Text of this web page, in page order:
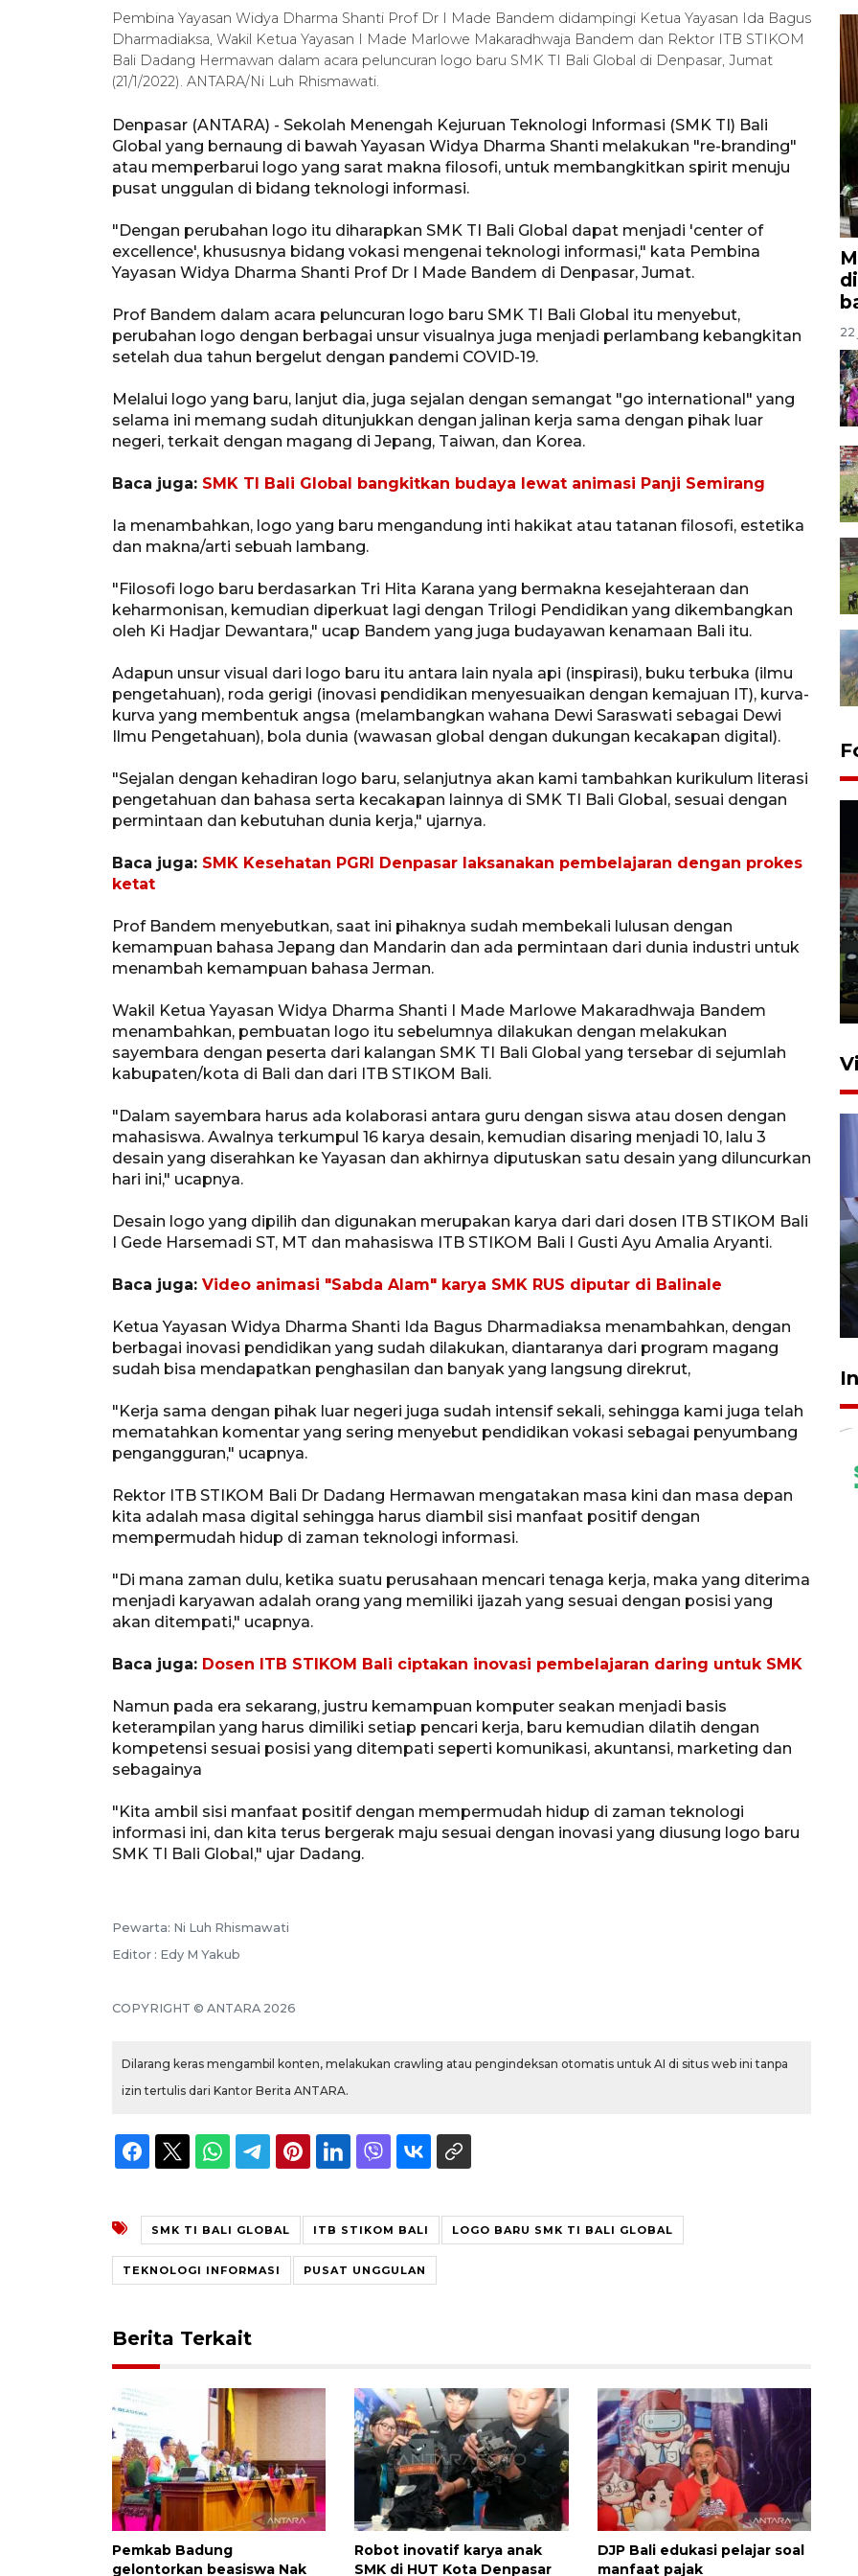
Pembina Yayasan Widya Dharma Shanti Prof Dr I Made Bandem didampingi Ketua Yayasan Ida Bagus
Dharmadiaksa, Wakil Ketua Yayasan I Made Marlowe Makaradhwaja Bandem dan Rektor ITB STIKOM
Bali Dadang Hermawan dalam acara peluncuran logo baru SMK TI Bali Global di Denpasar, Jumat
(21/1/2022). ANTARA/Ni Luh Rhismawati.
Denpasar (ANTARA) - Sekolah Menengah Kejuruan Teknologi Informasi (SMK TI) Bali
Global yang bernaung di bawah Yayasan Widya Dharma Shanti melakukan "re-branding"
atau memperbarui logo yang sarat makna filosofi, untuk membangkitkan spirit menuju
pusat unggulan di bidang teknologi informasi.
"Dengan perubahan logo itu diharapkan SMK TI Bali Global dapat menjadi 'center of
excellence', khususnya bidang vokasi mengenai teknologi informasi," kata Pembina
Yayasan Widya Dharma Shanti Prof Dr I Made Bandem di Denpasar, Jumat.
Prof Bandem dalam acara peluncuran logo baru SMK TI Bali Global itu menyebut,
perubahan logo dengan berbagai unsur visualnya juga menjadi perlambang kebangkitan
setelah dua tahun bergelut dengan pandemi COVID-19.
Melalui logo yang baru, lanjut dia, juga sejalan dengan semangat "go international" yang
selama ini memang sudah ditunjukkan dengan jalinan kerja sama dengan pihak luar
negeri, terkait dengan magang di Jepang, Taiwan, dan Korea.
Baca juga: SMK TI Bali Global bangkitkan budaya lewat animasi Panji Semirang
Ia menambahkan, logo yang baru mengandung inti hakikat atau tatanan filosofi, estetika
dan makna/arti sebuah lambang.
"Filosofi logo baru berdasarkan Tri Hita Karana yang bermakna kesejahteraan dan
keharmonisan, kemudian diperkuat lagi dengan Trilogi Pendidikan yang dikembangkan
oleh Ki Hadjar Dewantara," ucap Bandem yang juga budayawan kenamaan Bali itu.
Adapun unsur visual dari logo baru itu antara lain nyala api (inspirasi), buku terbuka (ilmu
pengetahuan), roda gerigi (inovasi pendidikan menyesuaikan dengan kemajuan IT), kurva-
kurva yang membentuk angsa (melambangkan wahana Dewi Saraswati sebagai Dewi
Ilmu Pengetahuan), bola dunia (wawasan global dengan dukungan kecakapan digital).
"Sejalan dengan kehadiran logo baru, selanjutnya akan kami tambahkan kurikulum literasi
pengetahuan dan bahasa serta kecakapan lainnya di SMK TI Bali Global, sesuai dengan
permintaan dan kebutuhan dunia kerja," ujarnya.
Baca juga: SMK Kesehatan PGRI Denpasar laksanakan pembelajaran dengan prokes
ketat
Prof Bandem menyebutkan, saat ini pihaknya sudah membekali lulusan dengan
kemampuan bahasa Jepang dan Mandarin dan ada permintaan dari dunia industri untuk
menambah kemampuan bahasa Jerman.
Wakil Ketua Yayasan Widya Dharma Shanti I Made Marlowe Makaradhwaja Bandem
menambahkan, pembuatan logo itu sebelumnya dilakukan dengan melakukan
sayembara dengan peserta dari kalangan SMK TI Bali Global yang tersebar di sejumlah
kabupaten/kota di Bali dan dari ITB STIKOM Bali.
"Dalam sayembara harus ada kolaborasi antara guru dengan siswa atau dosen dengan
mahasiswa. Awalnya terkumpul 16 karya desain, kemudian disaring menjadi 10, lalu 3
desain yang diserahkan ke Yayasan dan akhirnya diputuskan satu desain yang diluncurkan
hari ini," ucapnya.
Desain logo yang dipilih dan digunakan merupakan karya dari dari dosen ITB STIKOM Bali
I Gede Harsemadi ST, MT dan mahasiswa ITB STIKOM Bali I Gusti Ayu Amalia Aryanti.
Baca juga: Video animasi "Sabda Alam" karya SMK RUS diputar di Balinale
Ketua Yayasan Widya Dharma Shanti Ida Bagus Dharmadiaksa menambahkan, dengan
berbagai inovasi pendidikan yang sudah dilakukan, diantaranya dari program magang
sudah bisa mendapatkan penghasilan dan banyak yang langsung direkrut,
"Kerja sama dengan pihak luar negeri juga sudah intensif sekali, sehingga kami juga telah
mematahkan komentar yang sering menyebut pendidikan vokasi sebagai penyumbang
pengangguran," ucapnya.
Rektor ITB STIKOM Bali Dr Dadang Hermawan mengatakan masa kini dan masa depan
kita adalah masa digital sehingga harus diambil sisi manfaat positif dengan
mempermudah hidup di zaman teknologi informasi.
"Di mana zaman dulu, ketika suatu perusahaan mencari tenaga kerja, maka yang diterima
menjadi karyawan adalah orang yang memiliki ijazah yang sesuai dengan posisi yang
akan ditempati," ucapnya.
Baca juga: Dosen ITB STIKOM Bali ciptakan inovasi pembelajaran daring untuk SMK
Namun pada era sekarang, justru kemampuan komputer seakan menjadi basis
keterampilan yang harus dimiliki setiap pencari kerja, baru kemudian dilatih dengan
kompetensi sesuai posisi yang ditempati seperti komunikasi, akuntansi, marketing dan
sebagainya
"Kita ambil sisi manfaat positif dengan mempermudah hidup di zaman teknologi
informasi ini, dan kita terus bergerak maju sesuai dengan inovasi yang diusung logo baru
SMK TI Bali Global," ujar Dadang.
Pewarta: Ni Luh Rhismawati
Editor : Edy M Yakub
COPYRIGHT © ANTARA 2026
Dilarang keras mengambil konten, melakukan crawling atau pengindeksan otomatis untuk AI di situs web ini tanpa
izin tertulis dari Kantor Berita ANTARA.
SMK TI BALI GLOBAL ITB STIKOM BALI LOGO BARU SMK TI BALI GLOBAL
TEKNOLOGI INFORMASI PUSAT UNGGULAN
Berita Terkait
Pemkab Badung
gelontorkan beasiswa Nak
Robot inovatif karya anak
SMK di HUT Kota Denpasar
DJP Bali edukasi pelajar soal
manfaat pajak
22
kemampuan tempur Perisai
Trisila Nusantara dalam
Polisi tetapkan lima tersangka
Tabanan